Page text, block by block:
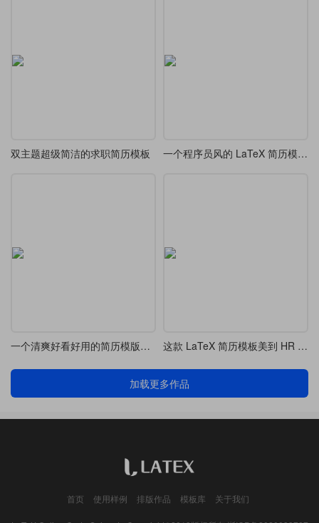
双主题超级简洁的求职简历模板 一个程序员风的 LaTeX 简历模版样式
一个清爽好看好用的简历模版样式 - 支持带照片 这款 LaTeX 简历模板美到 HR 一眼直夸
加载更多作品
首页 使用样例 排版作品 模板库 关于我们